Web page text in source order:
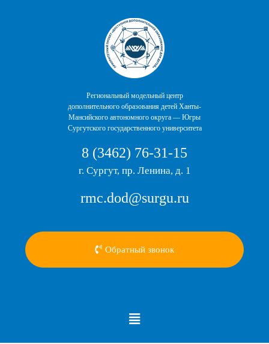
Региональный модельный центр
дополнительного образования детей Ханты-
Мансийского автономного округа — Югры
Сургутского государственного университета
8 (3462) 76-31-15
г. Сургут, пр. Ленина, д. 1
rmc.dod@surgu.ru
Обратный звонок
Меню